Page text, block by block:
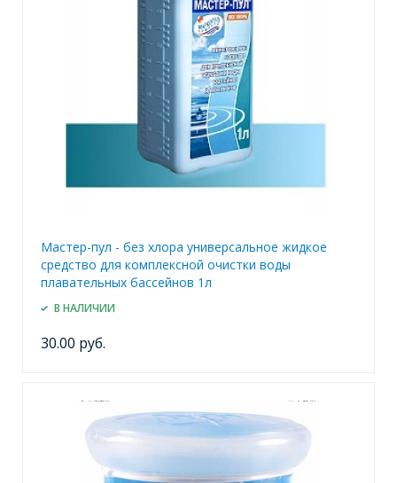
Мастер-пул - без хлора универсальное жидкое
средство для комплексной очистки воды
плавательных бассейнов 1л
В НАЛИЧИИ
30.00 руб.